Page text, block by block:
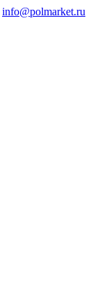
info@polmarket.ru